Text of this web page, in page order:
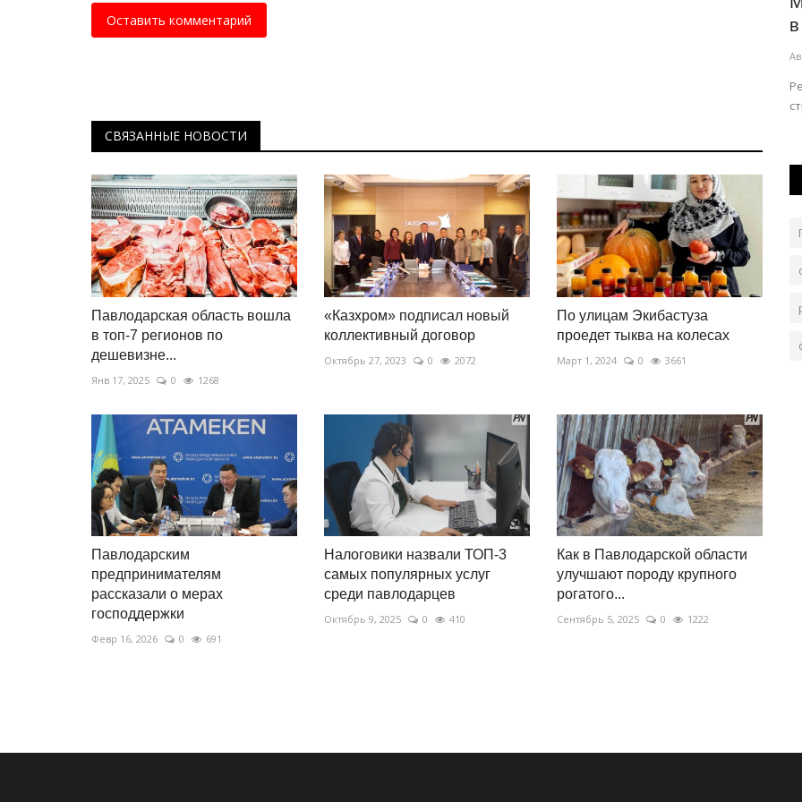
Оставить комментарий
СВЯЗАННЫЕ НОВОСТИ
Павлодарская область вошла
в топ-7 регионов по
дешевизне...
Янв 17, 2025 0 1268
«Казхром» подписал новый
коллективный договор
Октябрь 27, 2023 0 2072
По улицам Экибастуза
проедет тыква на колесах
Март 1, 2024 0 3661
Павлодарским
предпринимателям
рассказали о мерах
господдержки
Февр 16, 2026 0 691
Налоговики назвали ТОП-3
самых популярных услуг
среди павлодарцев
Октябрь 9, 2025 0 410
Как в Павлодарской области
улучшают породу крупного
рогатого...
Сентябрь 5, 2025 0 1222
павлодарца на Олимпиаде